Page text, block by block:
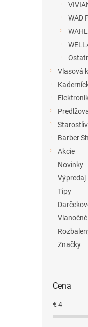
WAD
WAHL
Vlasová
Barber
Akcie
Novinky
Výpredaj
Tipy
Značky
Cena
€ 4